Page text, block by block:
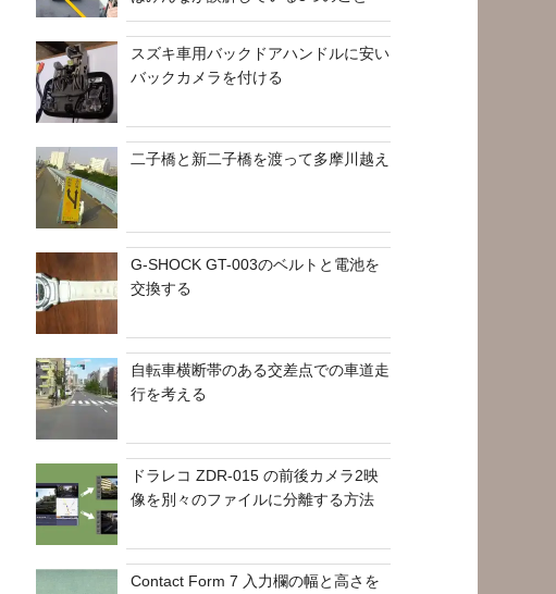
スズキ車用バックドアハンドルに安い
バックカメラを付ける
二子橋と新二子橋を渡って多摩川越え
G-SHOCK GT-003のベルトと電池を
交換する
自転車横断帯のある交差点での車道走
行を考える
ドラレコ ZDR-015 の前後カメラ2映
像を別々のファイルに分離する方法
Contact Form 7 入力欄の幅と高さを